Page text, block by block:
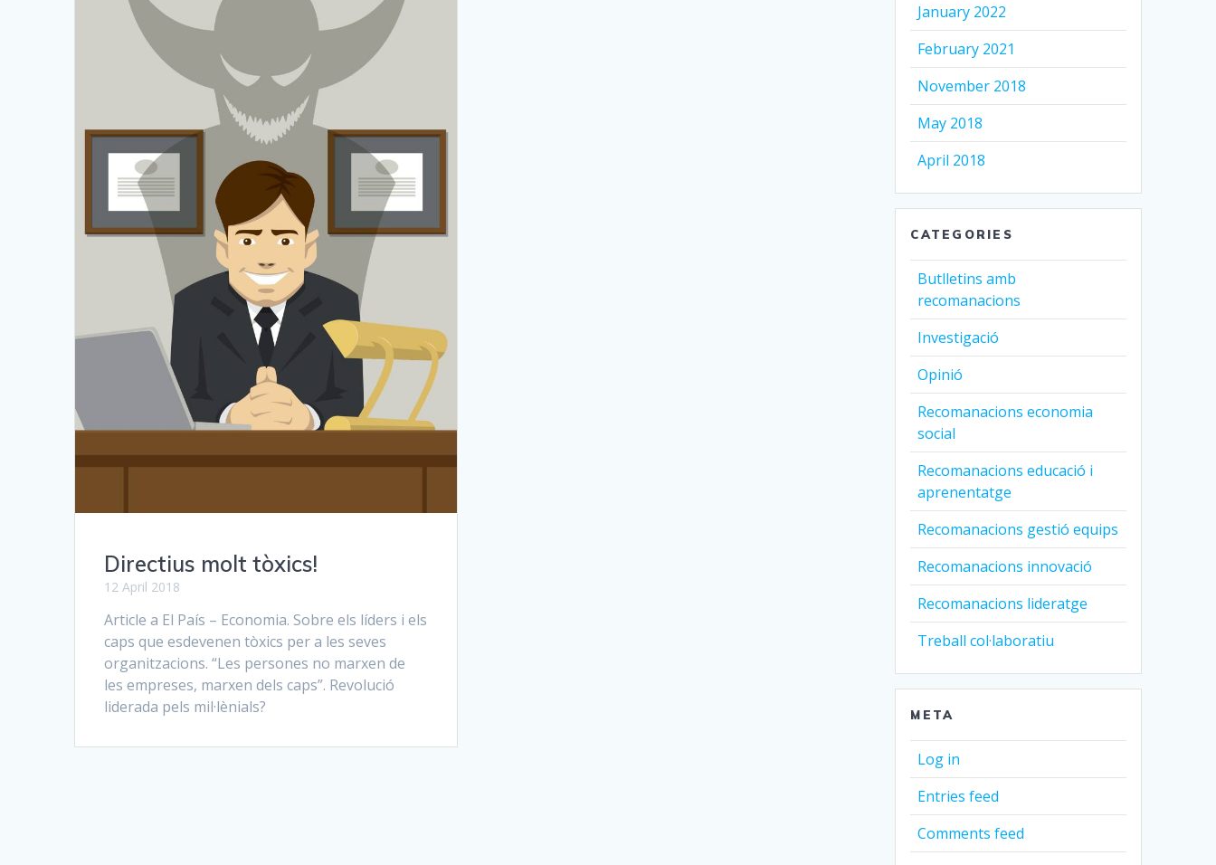
Directius molt tòxics!
12 April 2018
Article a El País – Economia. Sobre els líders i els
caps que esdevenen tòxics per a les seves
organitzacions. “Les persones no marxen de
les empreses, marxen dels caps”. Revolució
liderada pels mil·lènials?
January 2022
February 2021
November 2018
May 2018
April 2018
CATEGORIES
Butlletins amb
recomanacions
Investigació
Opinió
Recomanacions economia
social
Recomanacions educació i
aprenentatge
Recomanacions gestió equips
Recomanacions innovació
Recomanacions lideratge
Treball col·laboratiu
META
Log in
Entries feed
Comments feed